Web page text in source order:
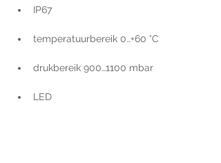
IP67
temperatuurbereik 0…+60 °C
drukbereik 900…1100 mbar
LED